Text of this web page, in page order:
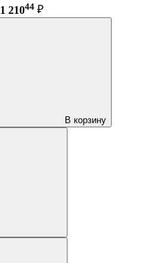
1 21044 ₽
В корзину